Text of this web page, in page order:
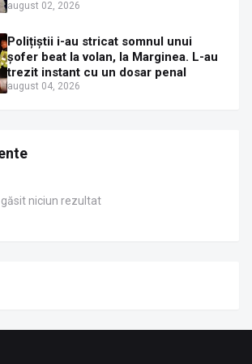
în plină zi
august 02, 2026
Polițiștii i-au stricat somnul unui
șofer beat la volan, la Marginea. L-au
trezit instant cu un dosar penal
august 04, 2026
niciun rezultat